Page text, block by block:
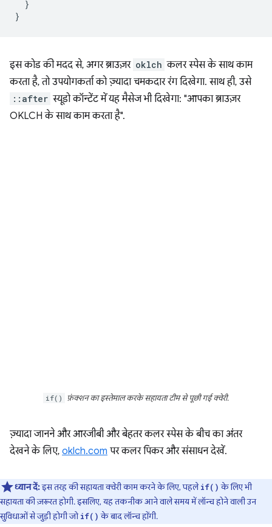
}
}
इस कोड की मदद से, अगर ब्राउज़र oklch कलर स्पेस के साथ काम
करता है, तो उपयोगकर्ता को ज़्यादा चमकदार रंग दिखेगा. साथ ही, उसे
::after स्यूडो कॉन्टेंट में यह मैसेज भी दिखेगा: "आपका ब्राउज़र
OKLCH के साथ काम करता है".
if() फ़ंक्शन का इस्तेमाल करके सहायता टीम से पूछी गई क्वेरी.
ज़्यादा जानने और आरजीबी और बेहतर कलर स्पेस के बीच का अंतर
देखने के लिए, oklch.com पर कलर पिकर और संसाधन देखें.
ध्यान दें:इस तरह की सहायता क्वेरी काम करने के लिए, पहलेif() के लिए भी
सहायता की ज़रूरत होगी. इसलिए, यह तकनीक आने वाले समय में लॉन्च होने वाली उन
सुविधाओं से जुड़ी होगी जोif() के बाद लॉन्च होंगी.